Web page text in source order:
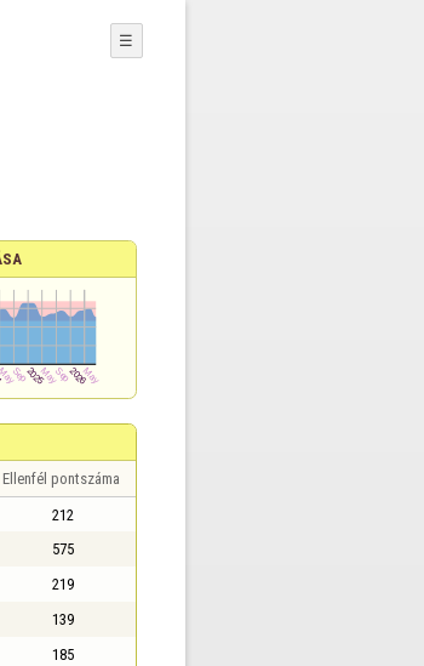
☰
Ellenfél pontszáma
212
575
219
139
185